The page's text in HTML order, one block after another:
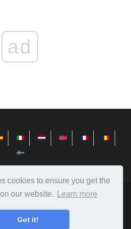
cookies to ensure you get the
our website.
Learn more
Got it!
ad
2026
der Technik, Rezensionen zu